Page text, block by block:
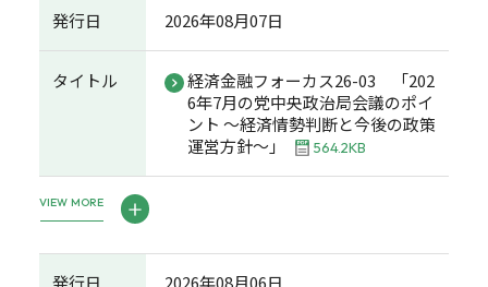
発行日 2026年08月07日
タイトル
経済金融フォーカス26-03 「202
6年7月の党中央政治局会議のポイ
ント ～経済情勢判断と今後の政策
運営方針～」
564.2KB
VIEW MORE